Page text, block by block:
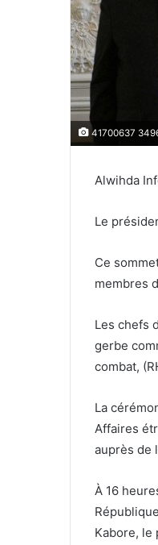
41700637
Alwihda
Le
Ce
membres
Les chefs
gerbe
combat,
La
Affaires
auprès de
À 16
Kabore, le